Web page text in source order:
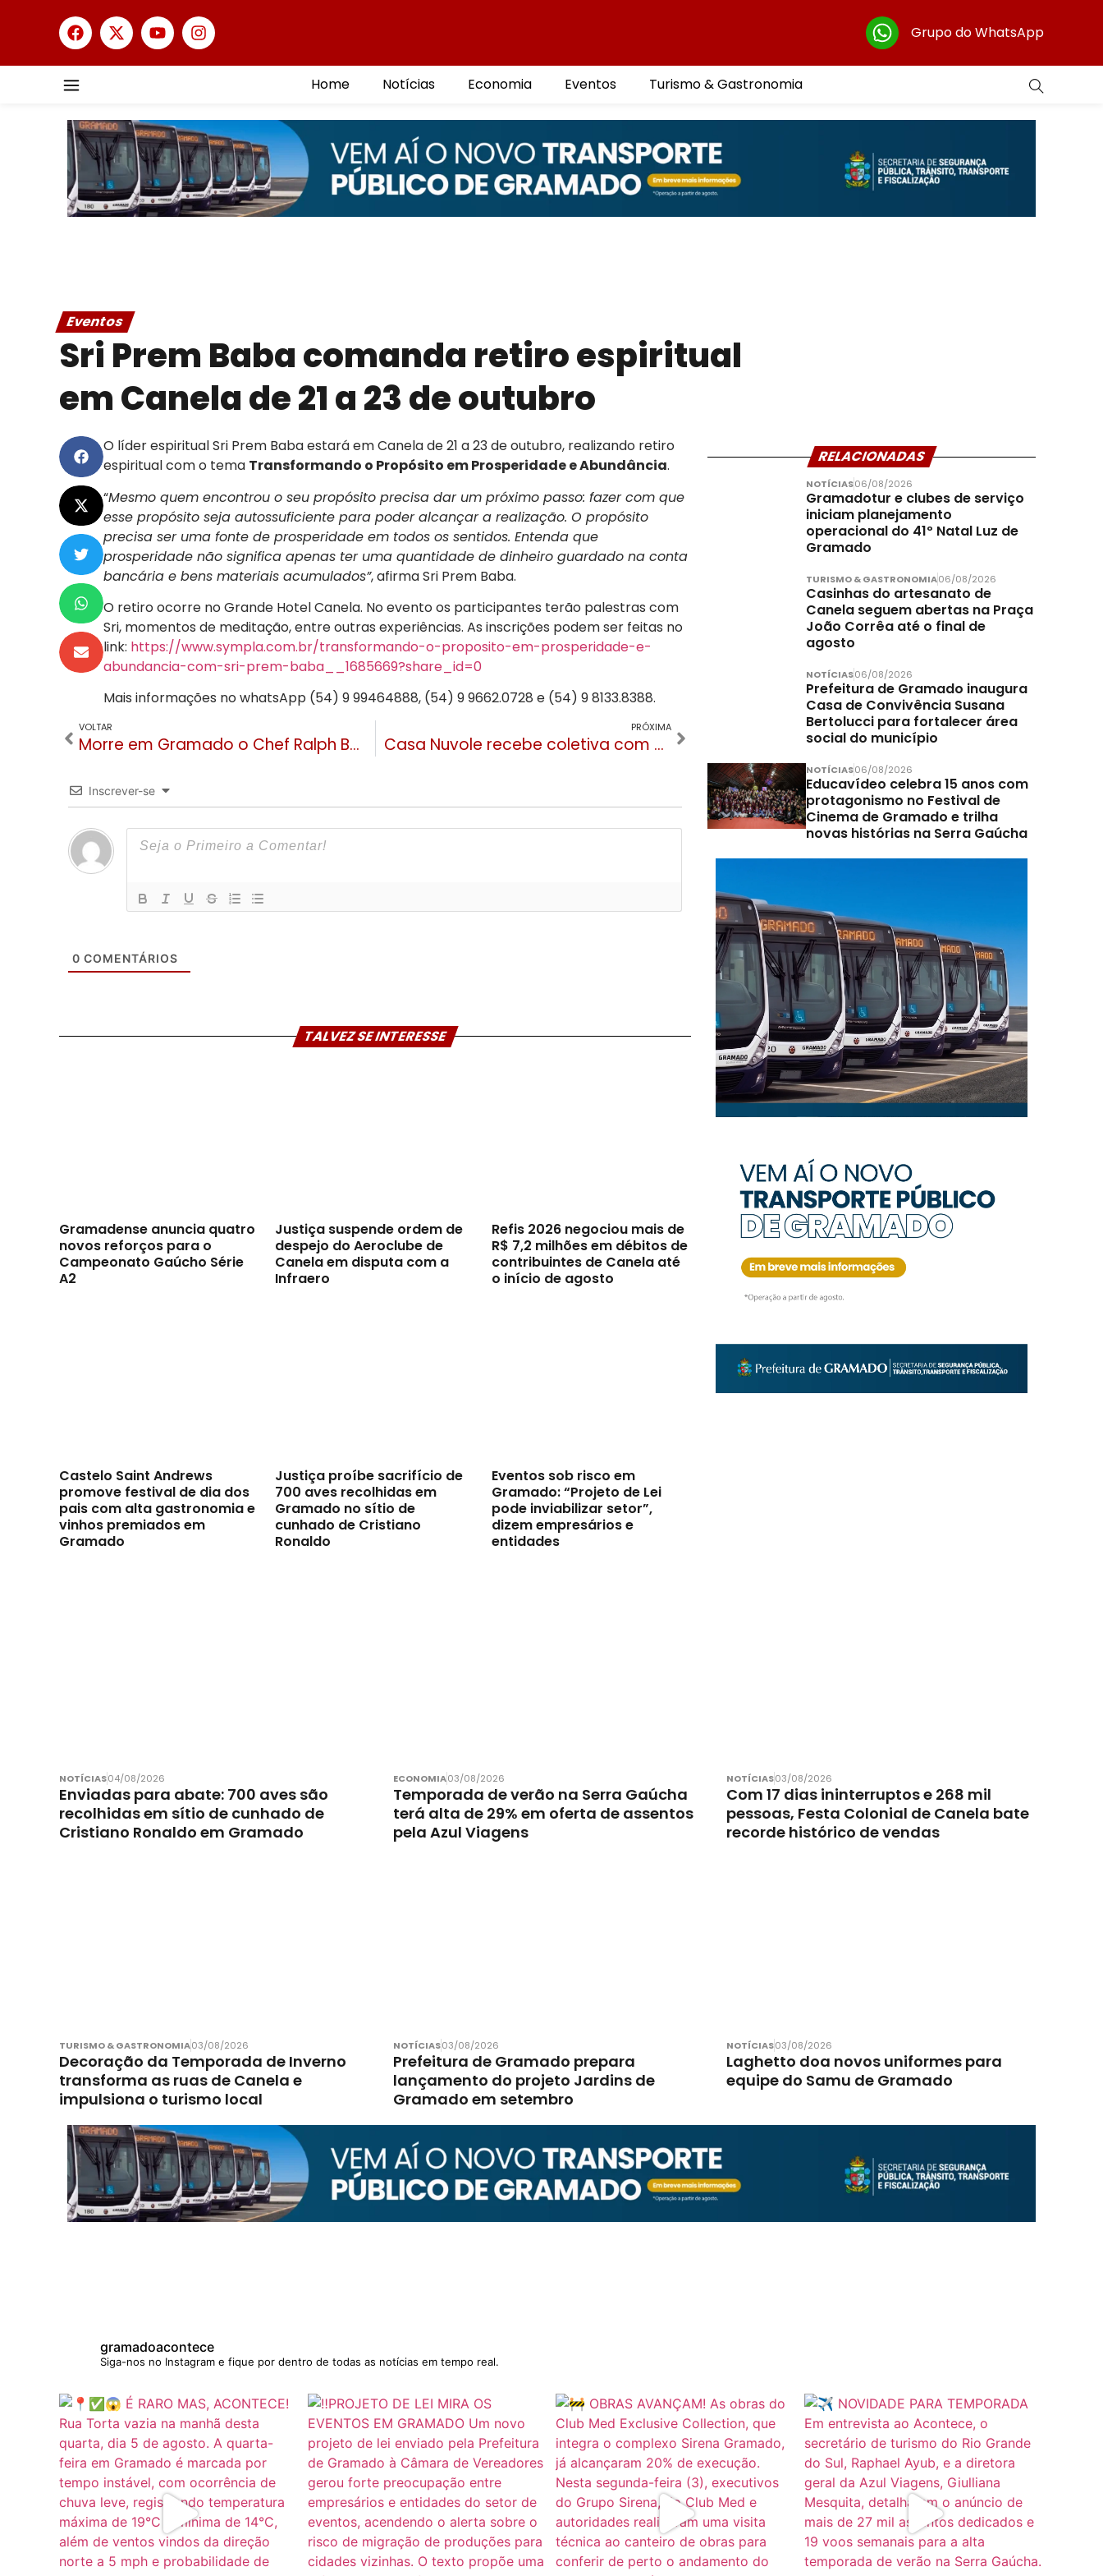
Grupo do WhatsApp
Home Notícias Economia Eventos Turismo & Gastronomia
Eventos
Sri Prem Baba comanda retiro espiritual
em Canela de 21 a 23 de outubro
O líder espiritual Sri Prem Baba estará em Canela de 21 a 23 de outubro, realizando retiro
espiritual com o tema Transformando o Propósito em Prosperidade e Abundância.
“Mesmo quem encontrou o seu propósito precisa dar um próximo passo: fazer com que
esse propósito seja autossuficiente para poder alcançar a realização. O propósito
precisa ser uma fonte de prosperidade em todos os sentidos. Entenda que
prosperidade não significa apenas ter uma quantidade de dinheiro guardado na conta
bancária e bens materiais acumulados”, afirma Sri Prem Baba.
O retiro ocorre no Grande Hotel Canela. No evento os participantes terão palestras com
Sri, momentos de meditação, entre outras experiências. As inscrições podem ser feitas no
link: https://www.sympla.com.br/transformando-o-proposito-em-prosperidade-e-
abundancia-com-sri-prem-baba__1685669?share_id=0
Mais informações no whatsApp (54) 9 99464888, (54) 9 9662.0728 e (54) 9 8133.8388.
VOLTAR
Morre em Gramado o Chef Ralph Barbosa, criador do She’s The Boss
PRÓXIMA
Casa Nuvole recebe coletiva com Maurício de Souza em Gramado
Inscrever-se
0 COMENTÁRIOS
TALVEZ SE INTERESSE
Gramadense anuncia quatro
novos reforços para o
Campeonato Gaúcho Série
A2
Justiça suspende ordem de
despejo do Aeroclube de
Canela em disputa com a
Infraero
Refis 2026 negociou mais de
R$ 7,2 milhões em débitos de
contribuintes de Canela até
o início de agosto
Castelo Saint Andrews
promove festival de dia dos
pais com alta gastronomia e
vinhos premiados em
Gramado
Justiça proíbe sacrifício de
700 aves recolhidas em
Gramado no sítio de
cunhado de Cristiano
Ronaldo
Eventos sob risco em
Gramado: “Projeto de Lei
pode inviabilizar setor”,
dizem empresários e
entidades
RELACIONADAS
NOTÍCIAS06/08/2026
Gramadotur e clubes de serviço
iniciam planejamento
operacional do 41º Natal Luz de
Gramado
TURISMO & GASTRONOMIA06/08/2026
Casinhas do artesanato de
Canela seguem abertas na Praça
João Corrêa até o final de
agosto
NOTÍCIAS06/08/2026
Prefeitura de Gramado inaugura
Casa de Convivência Susana
Bertolucci para fortalecer área
social do município
NOTÍCIAS06/08/2026
Educavídeo celebra 15 anos com
protagonismo no Festival de
Cinema de Gramado e trilha
novas histórias na Serra Gaúcha
NOTÍCIAS04/08/2026
Enviadas para abate: 700 aves são
recolhidas em sítio de cunhado de
Cristiano Ronaldo em Gramado
ECONOMIA03/08/2026
Temporada de verão na Serra Gaúcha
terá alta de 29% em oferta de assentos
pela Azul Viagens
NOTÍCIAS03/08/2026
Com 17 dias ininterruptos e 268 mil
pessoas, Festa Colonial de Canela bate
recorde histórico de vendas
TURISMO & GASTRONOMIA03/08/2026
Decoração da Temporada de Inverno
transforma as ruas de Canela e
impulsiona o turismo local
NOTÍCIAS03/08/2026
Prefeitura de Gramado prepara
lançamento do projeto Jardins de
Gramado em setembro
NOTÍCIAS03/08/2026
Laghetto doa novos uniformes para
equipe do Samu de Gramado
gramadoacontece
Siga-nos no Instagram e fique por dentro de todas as notícias em tempo real.